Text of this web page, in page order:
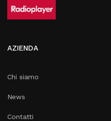
AZIENDA
Chi siamo
News
Contatti